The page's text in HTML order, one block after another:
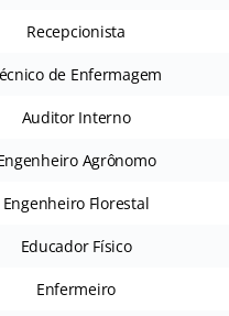
Recepcionista
de Enfermagem
Auditor Interno
Agrônomo
Engenheiro Florestal
Educador Físico
Enfermeiro